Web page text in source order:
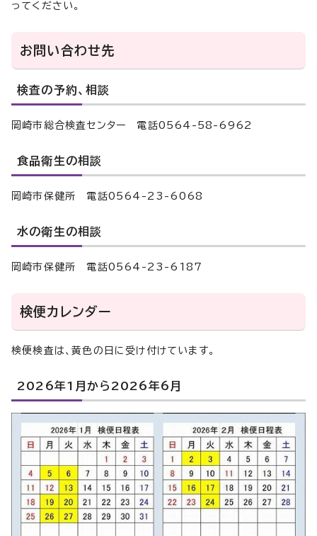
ってください。
お問い合わせ先
検査の予約、相談
岡崎市総合検査センター 電話0564-58-6962
食品衛生の相談
岡崎市保健所 電話0564-23-6068
水の衛生の相談
岡崎市保健所 電話0564-23-6187
検便カレンダー
検便検査は、黄色の日に受け付けています。
2026年1月から2026年6月